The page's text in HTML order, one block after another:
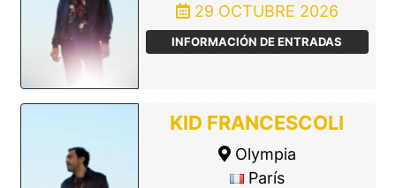
29 OCTUBRE 2026
INFORMACIÓN DE ENTRADAS
KID FRANCESCOLI
Olympia
París